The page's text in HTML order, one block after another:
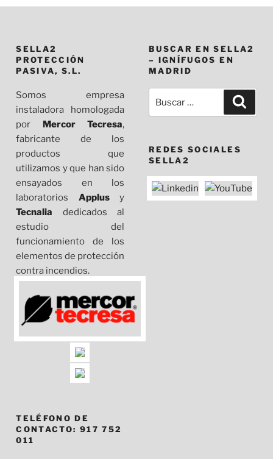
SELLA2
PROTECCIÓN
PASIVA, S.L.
Somos empresa
instaladora homologada
por Mercor Tecresa,
fabricante de los
productos que
utilizamos y que han sido
ensayados en los
laboratorios Applus
y
Tecnalia
dedicados al
estudio del
funcionamiento de los
elementos de protección
contra incendios.
TELÉFONO DE
CONTACTO: 917 752
011
BUSCAR EN SELLA2
– IGNÍFUGOS EN
MADRID
por:
REDES SOCIALES
SELLA2